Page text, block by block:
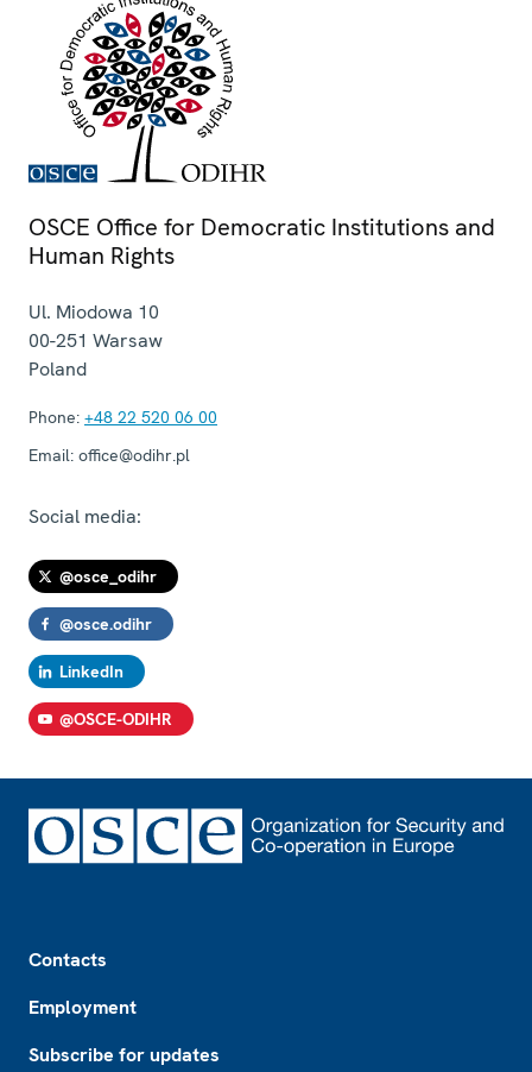
OSCE Office for Democratic Institutions and
Human Rights
Ul. Miodowa 10
00-251 Warsaw
Poland
Phone: +48 22 520 06 00
Email: office@odihr.pl
Social media:
@osce_odihr
@osce.odihr
LinkedIn
@OSCE-ODIHR
Contacts
Employment
Subscribe for updates